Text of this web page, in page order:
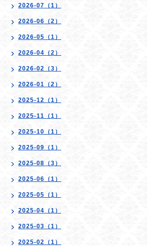
2026-07（1）
2026-06（2）
2026-05（1）
2026-04（2）
2026-02（3）
2026-01（2）
2025-12（1）
2025-11（1）
2025-10（1）
2025-09（1）
2025-08（3）
2025-06（1）
2025-05（1）
2025-04（1）
2025-03（1）
2025-02（1）